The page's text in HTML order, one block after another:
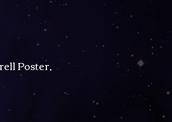
Poster,